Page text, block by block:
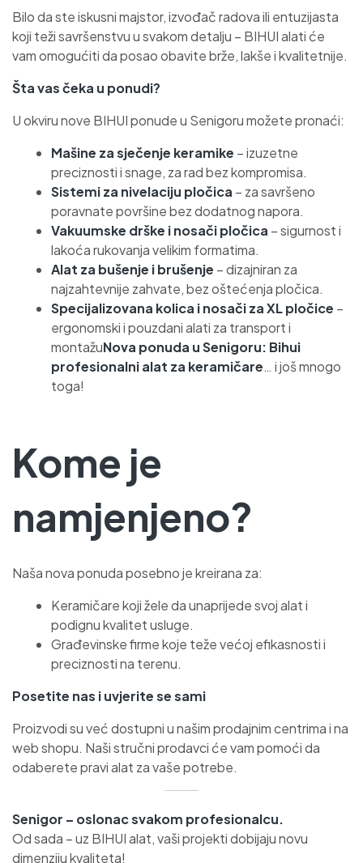
Bilo da ste iskusni majstor, izvođač radova ili entuzijasta
koji teži savršenstvu u svakom detalju – BIHUI alati će
vam omogućiti da posao obavite brže, lakše i kvalitetnije.
Šta vas čeka u ponudi?
U okviru nove BIHUI ponude u Senigoru možete pronaći:
Mašine za sječenje keramike – izuzetne
preciznosti i snage, za rad bez kompromisa.
Sistemi za nivelaciju pločica – za savršeno
poravnate površine bez dodatnog napora.
Vakuumske drške i nosači pločica – sigurnost i
lakoća rukovanja velikim formatima.
Alat za bušenje i brušenje – dizajniran za
najzahtevnije zahvate, bez oštećenja pločica.
Specijalizovana kolica i nosači za XL pločice –
ergonomski i pouzdani alati za transport i
montažuNova ponuda u Senigoru: Bihui
profesionalni alat za keramičare… i još mnogo
toga!
Kome je
namjenjeno?
Naša nova ponuda posebno je kreirana za:
Keramičare koji žele da unaprijede svoj alat i
podignu kvalitet usluge.
Građevinske firme koje teže većoj efikasnosti i
preciznosti na terenu.
Posetite nas i uvjerite se sami
Proizvodi su već dostupni u našim prodajnim centrima i na
web shopu. Naši stručni prodavci će vam pomoći da
odaberete pravi alat za vaše potrebe.
Senigor – oslonac svakom profesionalcu.
Od sada – uz BIHUI alat, vaši projekti dobijaju novu
dimenziju kvaliteta!